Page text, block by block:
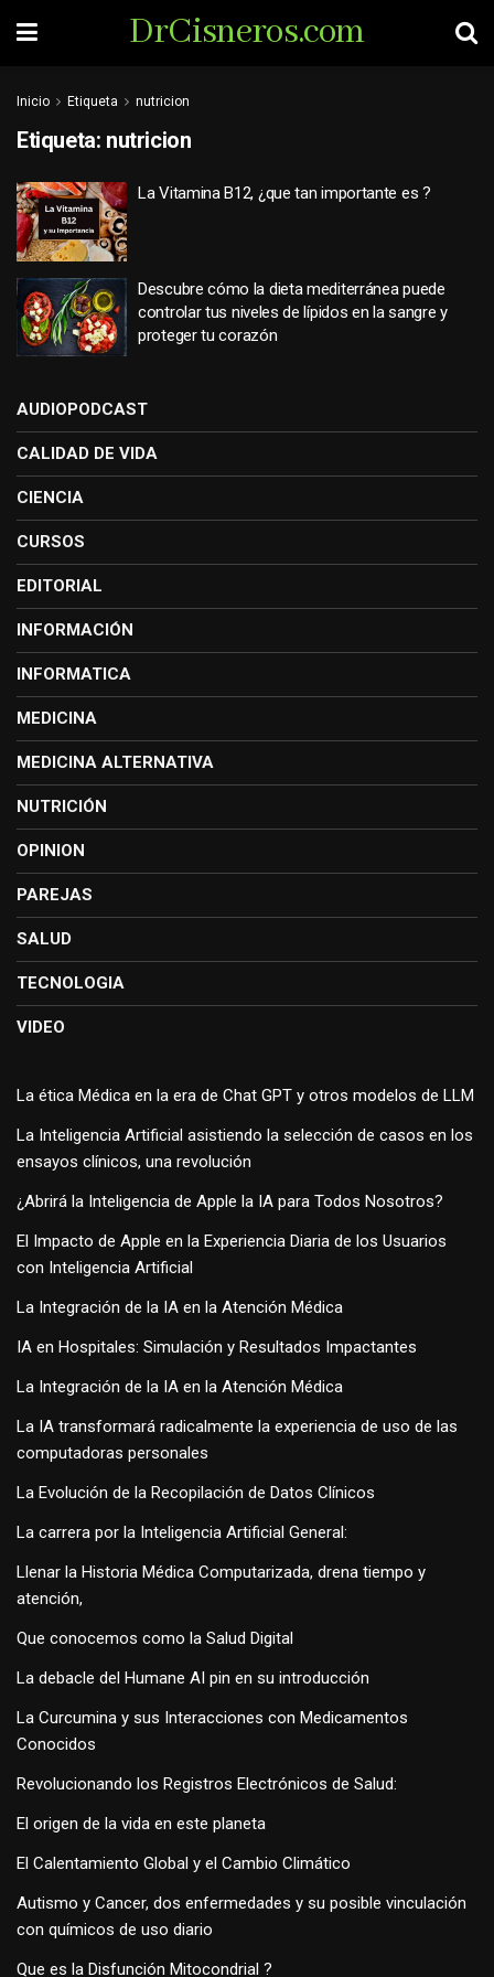
DrCisneros.com
Inicio Etiqueta nutricion
Etiqueta: nutricion
La Vitamina B12, ¿que tan importante es ?
Descubre cómo la dieta mediterránea puede
controlar tus niveles de lípidos en la sangre y
proteger tu corazón
AUDIOPODCAST
CALIDAD DE VIDA
CIENCIA
CURSOS
EDITORIAL
INFORMACIÓN
INFORMATICA
MEDICINA
MEDICINA ALTERNATIVA
NUTRICIÓN
OPINION
PAREJAS
SALUD
TECNOLOGIA
VIDEO
La ética Médica en la era de Chat GPT y otros modelos de LLM
La Inteligencia Artificial asistiendo la selección de casos en los
ensayos clínicos, una revolución
¿Abrirá la Inteligencia de Apple la IA para Todos Nosotros?
El Impacto de Apple en la Experiencia Diaria de los Usuarios
con Inteligencia Artificial
La Integración de la IA en la Atención Médica
IA en Hospitales: Simulación y Resultados Impactantes
La Integración de la IA en la Atención Médica
La IA transformará radicalmente la experiencia de uso de las
computadoras personales
La Evolución de la Recopilación de Datos Clínicos
La carrera por la Inteligencia Artificial General:
Llenar la Historia Médica Computarizada, drena tiempo y
atención,
Que conocemos como la Salud Digital
La debacle del Humane AI pin en su introducción
La Curcumina y sus Interacciones con Medicamentos
Conocidos
Revolucionando los Registros Electrónicos de Salud:
El origen de la vida en este planeta
El Calentamiento Global y el Cambio Climático
Autismo y Cancer, dos enfermedades y su posible vinculación
con químicos de uso diario
Que es la Disfunción Mitocondrial ?